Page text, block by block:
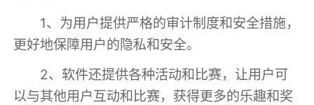
1、为用户提供严格的审计制度和安全措施，
更好地保障用户的隐私和安全。
2、软件还提供各种活动和比赛，让用户可
以与其他用户互动和比赛，获得更多的乐趣和奖